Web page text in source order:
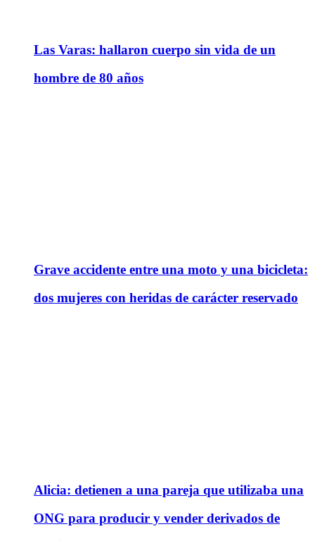
Las Varas: hallaron cuerpo sin vida de un
hombre de 80 años
Grave accidente entre una moto y una bicicleta:
dos mujeres con heridas de carácter reservado
Alicia: detienen a una pareja que utilizaba una
ONG para producir y vender derivados de